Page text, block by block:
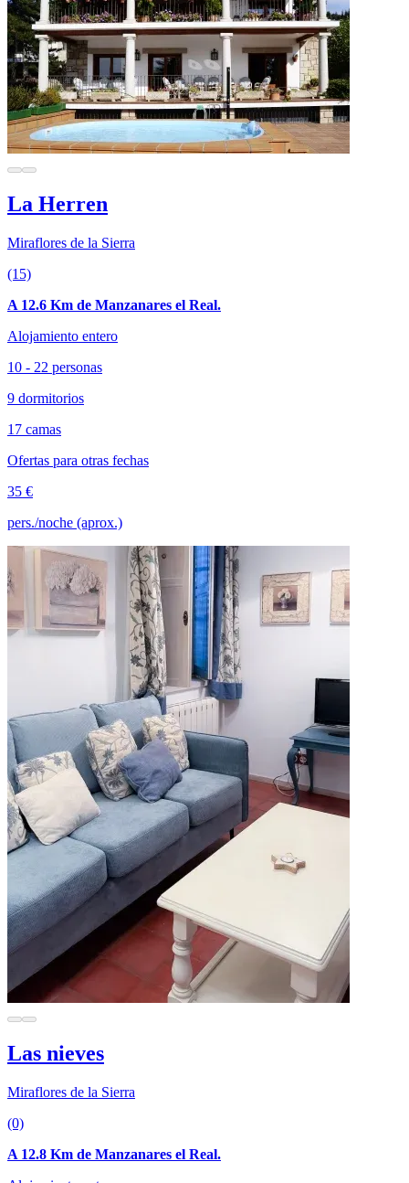
La Herren
Miraflores de la Sierra
(15)
A 12.6 Km de Manzanares el Real.
Alojamiento entero
10 - 22 personas
9 dormitorios
17 camas
Ofertas para otras fechas
35 €
pers./noche (aprox.)
Las nieves
Miraflores de la Sierra
(0)
A 12.8 Km de Manzanares el Real.